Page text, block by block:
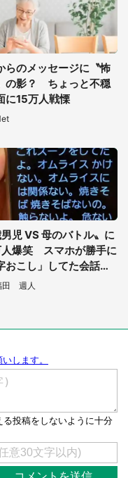
らのメッセージに〝怖
の影？ ちょっと不穏
に15万人戦慄
男児 VS 母のバトル〟に
爆笑 スマホが勝手に
おこし」してた会話が
です
田 週人